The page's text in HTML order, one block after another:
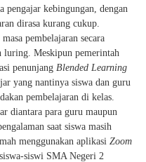
kebingungan, dengan
dirasa kurang cukup.
pembelajaran secara
luring. Meskipun pemerintah
penunjang Blended Learning
yang nantinya siswa dan guru
pembelajaran di kelas.
diantara para guru maupun
saat siswa masih
menggunakan aplikasi Zoom
siswi SMA Negeri 2